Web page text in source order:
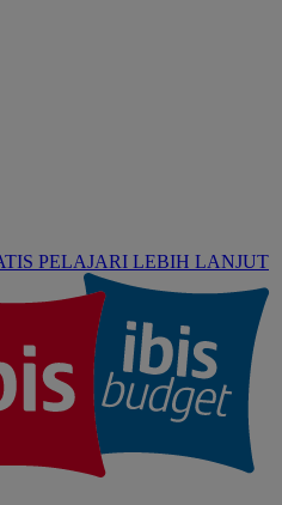
PELAJARI LEBIH LANJUT